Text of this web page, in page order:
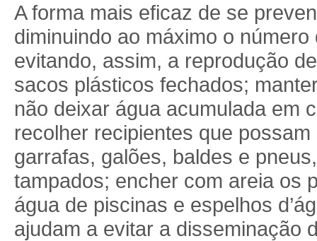
A forma mais eficaz de se
diminuindo ao máximo o
evitando, assim, a reprodução
sacos plásticos fechados;
não deixar água acumulada em
recolher recipientes que
garrafas, galões, baldes e
tampados; encher com areia os
água de piscinas e espelhos
ajudam a evitar a disseminação